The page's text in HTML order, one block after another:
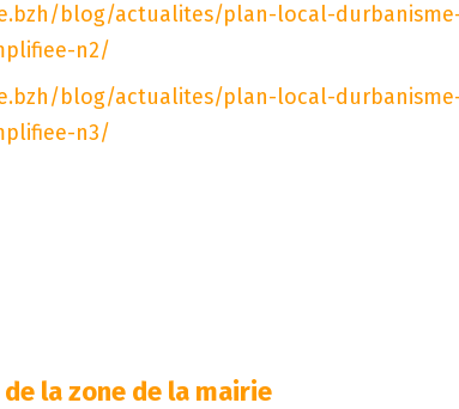
blog/actualites/plan-local-
n2/
blog/actualites/plan-local-
n3/
la zone de la mairie